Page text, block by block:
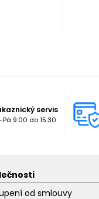
servis
Pá 9:00 do 15:30
od smlouvy